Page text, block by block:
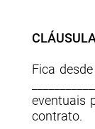
Fica
eventuais
contrato.